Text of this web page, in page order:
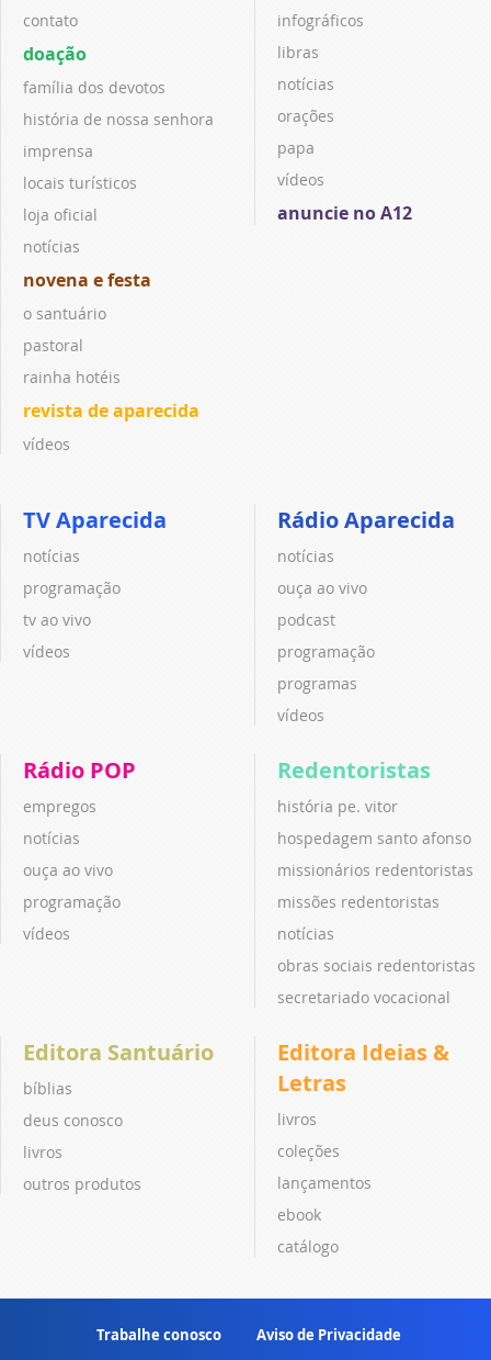
contato
doação
família dos devotos
história de nossa senhora
imprensa
locais turísticos
loja oficial
notícias
novena e festa
o santuário
pastoral
rainha hotéis
revista de aparecida
vídeos
infográficos
libras
notícias
orações
papa
vídeos
anuncie no A12
TV Aparecida
notícias
programação
tv ao vivo
vídeos
Rádio Aparecida
notícias
ouça ao vivo
podcast
programação
programas
vídeos
Rádio POP
empregos
notícias
ouça ao vivo
programação
vídeos
Redentoristas
história pe. vitor
hospedagem santo afonso
missionários redentoristas
missões redentoristas
notícias
obras sociais redentoristas
secretariado vocacional
Editora Santuário
bíblias
deus conosco
livros
outros produtos
Editora Ideias &
Letras
livros
coleções
lançamentos
ebook
catálogo
Trabalhe conosco Aviso de Privacidade